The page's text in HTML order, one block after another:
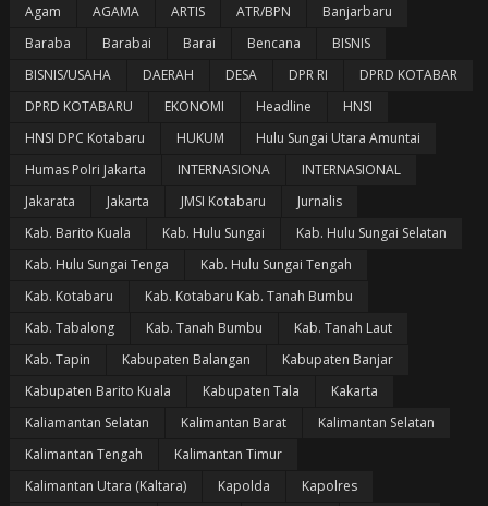
Agam AGAMA ARTIS ATR/BPN
Banjarbaru
Baraba
Barabai Barai Bencana
BISNIS
BISNIS/USAHA
DAERAH DESA DPR RI
DPRD KOTABAR
DPRD KOTABARU
EKONOMI Headline
HNSI
HNSI DPC Kotabaru
HUKUM
Hulu Sungai Utara Amuntai
Humas Polri Jakarta
INTERNASIONA
INTERNASIONAL
Jakarata
Jakarta JMSI Kotabaru
Jurnalis
Kab. Barito Kuala
Kab. Hulu Sungai
Kab. Hulu Sungai Selatan
Kab. Hulu Sungai Tenga
Kab. Hulu Sungai Tengah
Kab. Kotabaru
Kab. Kotabaru Kab. Tanah Bumbu
Kab. Tabalong
Kab. Tanah Bumbu
Kab. Tanah Laut
Kab. Tapin
Kabupaten Balangan
Kabupaten Banjar
Kabupaten Barito Kuala
Kabupaten Tala
Kakarta
Kaliamantan Selatan
Kalimantan Barat
Kalimantan Selatan
Kalimantan Tengah
Kalimantan Timur
Kalimantan Utara (Kaltara)
Kapolda
Kapolres